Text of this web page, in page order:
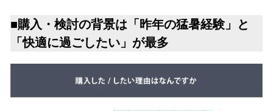
■購入・検討の背景は「昨年の猛暑経験」と
「快適に過ごしたい」が最多